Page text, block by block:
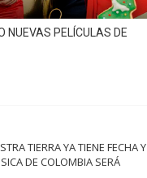
NUEVAS PELÍCULAS DE
TIERRA YA TIENE FECHA Y
DE COLOMBIA SERÁ